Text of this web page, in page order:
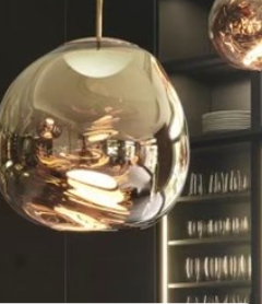
high
oval
vision
cm15
cm22
uli
raw
jorre